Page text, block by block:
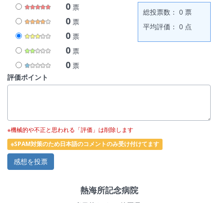
0 票
0 票
0 票
0 票
0 票
総投票数： 0 票
平均評価： 0 点
評価ポイント
※機械的や不正と思われる「評価」は削除します
※SPAM対策のため日本語のコメントのみ受け付けてます
熱海所記念病院